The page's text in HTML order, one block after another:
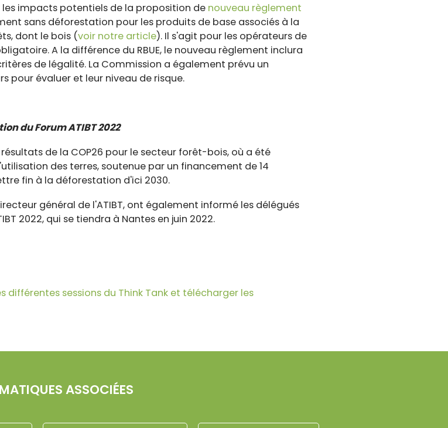
impacts potentiels de la proposition de nouveau règlement
sans déforestation pour les produits de base associés à la
dont le bois (voir notre article). Il s'agit pour les opérateurs de
A la différence du RBUE, le nouveau règlement inclura
de légalité. La Commission a également prévu un
pour évaluer et leur niveau de risque.
du Forum ATIBT 2022
de la COP26 pour le secteur forêt-bois, où a été
des terres, soutenue par un financement de 14
fin à la déforestation d'ici 2030.
général de l'ATIBT, ont également informé les délégués
2022, qui se tiendra à Nantes en juin 2022.
différentes sessions du Think Tank et télécharger les
ASSOCIÉES